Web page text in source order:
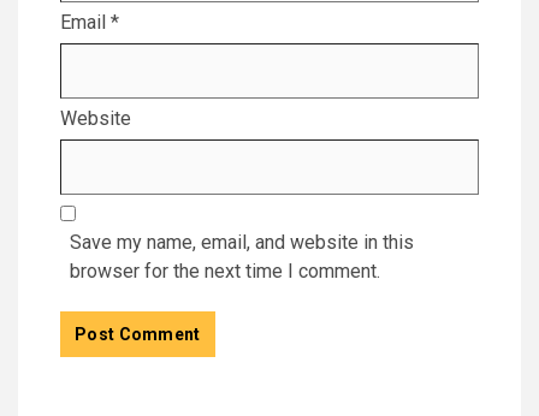
Email *
Website
Save my name, email, and website in this
browser for the next time I comment.